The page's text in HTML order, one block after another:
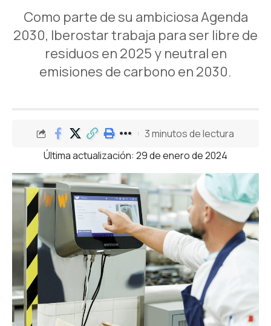
Como parte de su ambiciosa Agenda
2030, Iberostar trabaja para ser libre de
residuos en 2025 y neutral en
emisiones de carbono en 2030.
Última actualización: 29 de enero de 2024
3 minutos de lectura